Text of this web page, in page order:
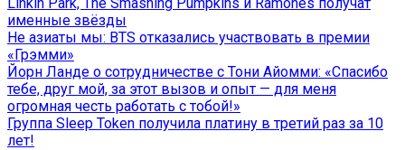
именные звёзды
Не азиаты мы: BTS отказались участвовать в премии
«Грэмми»
Йорн Ланде о сотрудничестве с Тони Айомми: «Спасибо
тебе, друг мой, за этот вызов и опыт — для меня
огромная честь работать с тобой!»
Группа Sleep Token получила платину в третий раз за 10
лет!